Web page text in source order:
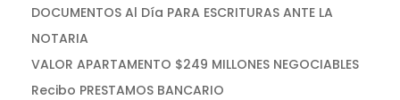
DOCUMENTOS Al Día PARA ESCRITURAS ANTE LA
NOTARIA
VALOR APARTAMENTO $249 MILLONES NEGOCIABLES
Recibo PRESTAMOS BANCARIO